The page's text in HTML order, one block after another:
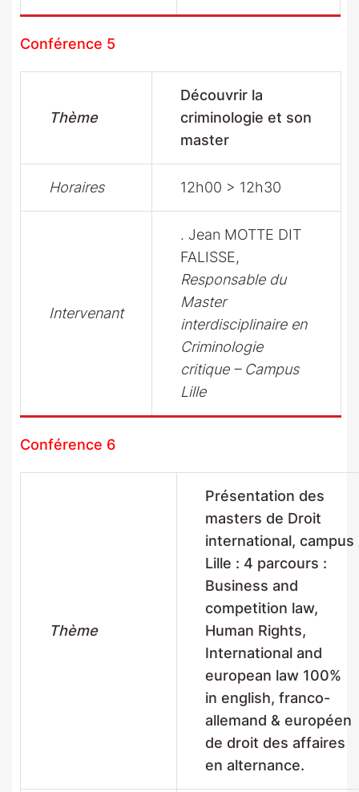
Conférence 5
Thème
Découvrir la
criminologie et son
master
Horaires 12h00 > 12h30
Intervenant
. Jean MOTTE DIT
FALISSE,
Responsable du
Master
interdisciplinaire en
Criminologie
critique – Campus
Lille
Conférence 6
Thème
Présentation des
masters de Droit
international, campus
Lille : 4 parcours :
Business and
competition law,
Human Rights,
International and
european law 100%
in english, franco-
allemand & européen
de droit des affaires
en alternance.